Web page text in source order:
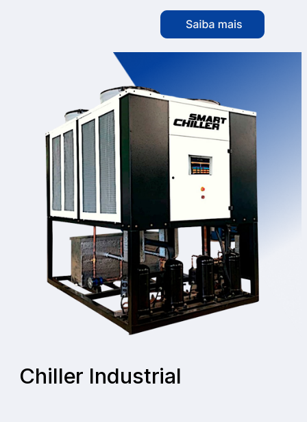
Chiller Industrial